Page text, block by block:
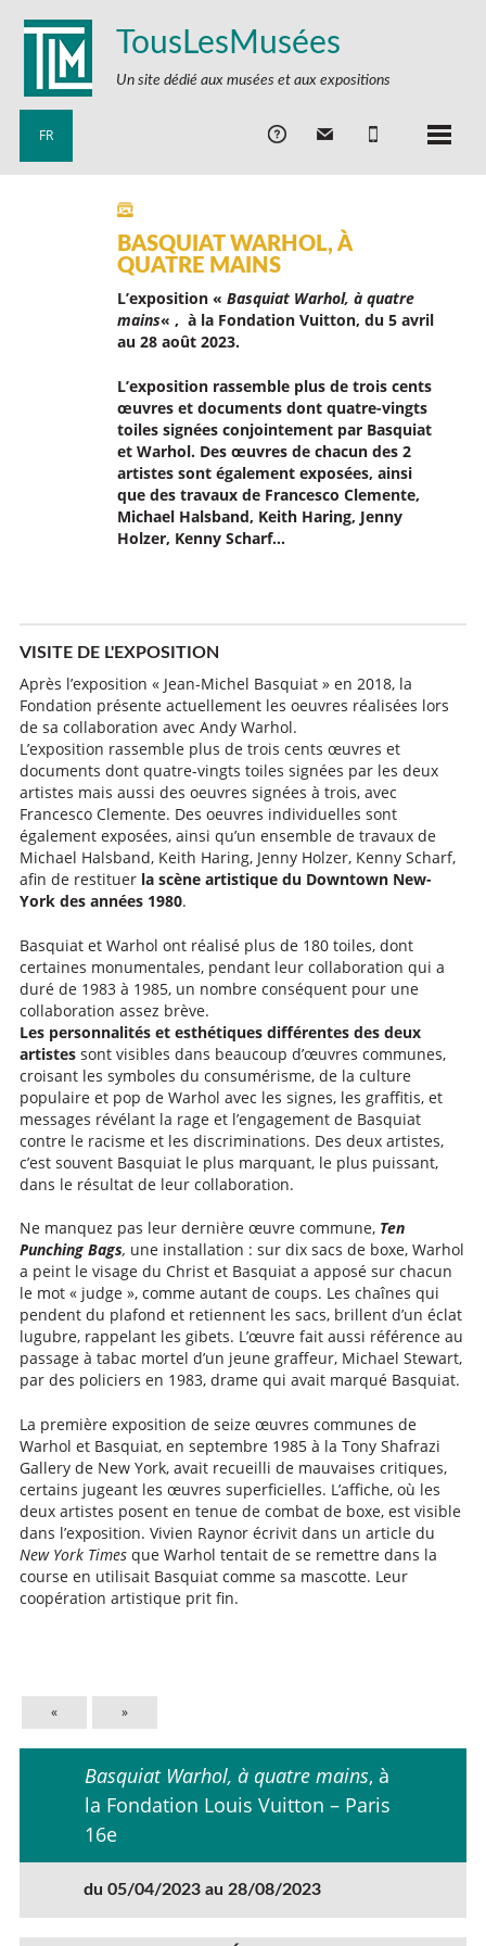
TousLesMusées
Un site dédié aux musées et aux expositions
FR
BASQUIAT WARHOL, À
QUATRE MAINS
L’exposition « Basquiat Warhol, à quatre
mains« , à la Fondation Vuitton, du 5 avril
au 28 août 2023.
L’exposition rassemble plus de trois cents
œuvres et documents dont quatre-vingts
toiles signées conjointement par Basquiat
et Warhol. Des œuvres de chacun des 2
artistes sont également exposées, ainsi
que des travaux de Francesco Clemente,
Michael Halsband, Keith Haring, Jenny
Holzer, Kenny Scharf…
VISITE DE L'EXPOSITION
Après l’exposition « Jean-Michel Basquiat » en 2018, la
Fondation présente actuellement les oeuvres réalisées lors
de sa collaboration avec Andy Warhol.
L’exposition rassemble plus de trois cents œuvres et
documents dont quatre-vingts toiles signées par les deux
artistes mais aussi des oeuvres signées à trois, avec
Francesco Clemente. Des oeuvres individuelles sont
également exposées, ainsi qu’un ensemble de travaux de
Michael Halsband, Keith Haring, Jenny Holzer, Kenny Scharf,
afin de restituer la scène artistique du Downtown New-
York des années 1980.
Basquiat et Warhol ont réalisé plus de 180 toiles, dont
certaines monumentales, pendant leur collaboration qui a
duré de 1983 à 1985, un nombre conséquent pour une
collaboration assez brève.
Les personnalités et esthétiques différentes des deux
artistes sont visibles dans beaucoup d’œuvres communes,
croisant les symboles du consumérisme, de la culture
populaire et pop de Warhol avec les signes, les graffitis, et
messages révélant la rage et l’engagement de Basquiat
contre le racisme et les discriminations. Des deux artistes,
c’est souvent Basquiat le plus marquant, le plus puissant,
dans le résultat de leur collaboration.
Ne manquez pas leur dernière œuvre commune, Ten
Punching Bags, une installation : sur dix sacs de boxe, Warhol
a peint le visage du Christ et Basquiat a apposé sur chacun
le mot « judge », comme autant de coups. Les chaînes qui
pendent du plafond et retiennent les sacs, brillent d’un éclat
lugubre, rappelant les gibets. L’œuvre fait aussi référence au
passage à tabac mortel d’un jeune graffeur, Michael Stewart,
par des policiers en 1983, drame qui avait marqué Basquiat.
La première exposition de seize œuvres communes de
Warhol et Basquiat, en septembre 1985 à la Tony Shafrazi
Gallery de New York, avait recueilli de mauvaises critiques,
certains jugeant les œuvres superficielles. L’affiche, où les
deux artistes posent en tenue de combat de boxe, est visible
dans l’exposition. Vivien Raynor écrivit dans un article du
New York Times que Warhol tentait de se remettre dans la
course en utilisait Basquiat comme sa mascotte. Leur
coopération artistique prit fin.
« »
Basquiat Warhol, à quatre mains, à
la Fondation Louis Vuitton – Paris
16e
du 05/04/2023 au 28/08/2023